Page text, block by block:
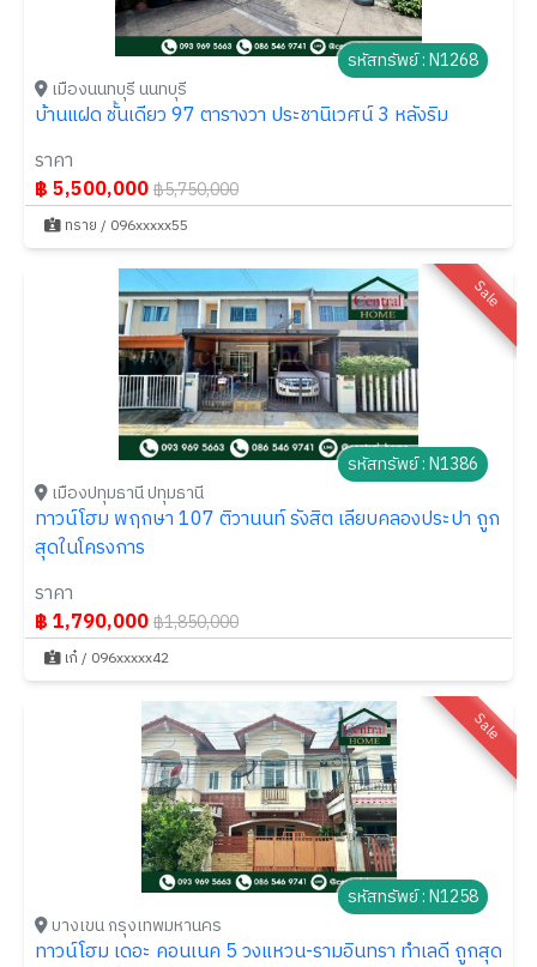
รหัสทรัพย์ : N1268
เมืองนนทบุรี นนทบุรี
บ้านแฝด ชั้นเดียว 97 ตารางวา ประชานิเวศน์ 3 หลังริม
ราคา
฿ 5,500,000฿5,750,000
ทราย / 096xxxxx55
Sale
รหัสทรัพย์ : N1386
เมืองปทุมธานี ปทุมธานี
ทาวน์โฮม พฤกษา 107 ติวานนท์ รังสิต เลียบคลองประปา ถูก
สุดในโครงการ
ราคา
฿ 1,790,000฿1,850,000
เก๋ / 096xxxxx42
Sale
รหัสทรัพย์ : N1258
บางเขน กรุงเทพมหานคร
ทาวน์โฮม เดอะ คอนเนค 5 วงแหวน-รามอินทรา ทำเลดี ถูกสุด